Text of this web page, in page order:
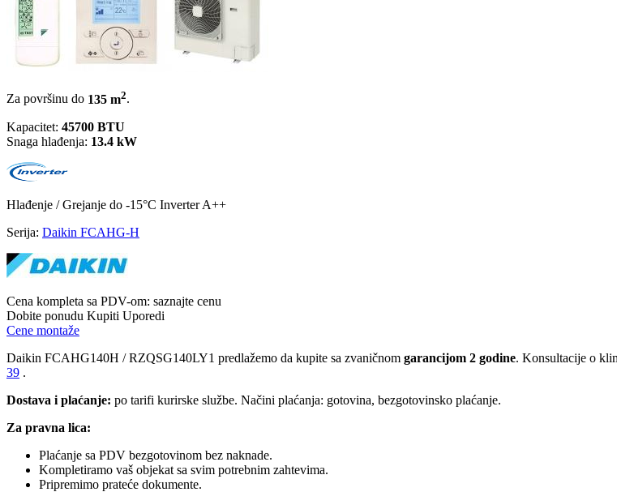
Za površinu do 135 m2.
Kapacitet: 45700 BTU
Snaga hlađenja: 13.4 kW
Hlađenje / Grejanje do -15°C Inverter A++
Serija: Daikin FCAHG-H
Cena kompleta sa PDV-om: saznajte cenu
Dobite ponudu Kupiti Uporedi
Cene montaže
Daikin FCAHG140H / RZQSG140LY1 predlažemo da kupite sa zvaničnom garancijom 2 godine. Konsultacije o
39 .
Dostava i plaćanje: po tarifi kurirske službe. Načini plaćanja: gotovina, bezgotovinsko plaćanje.
Za pravna lica:
Plaćanje sa PDV bezgotovinom bez naknade.
Kompletiramo vaš objekat sa svim potrebnim zahtevima.
Pripremimo prateće dokumente.